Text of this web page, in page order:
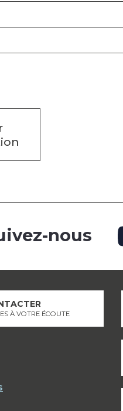
nous
À VOTRE ÉCOUTE